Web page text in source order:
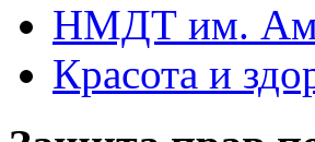
НМДТ им.
Красота и